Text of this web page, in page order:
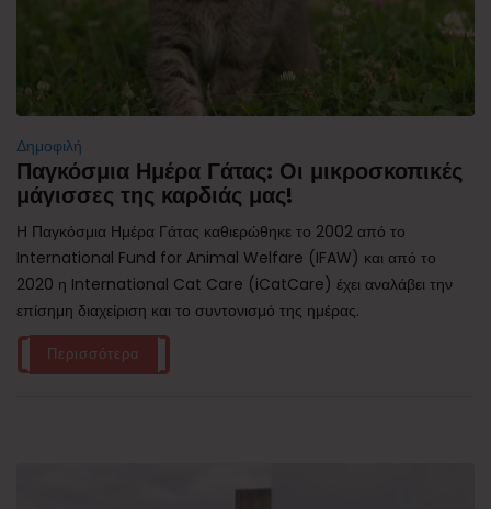
Δημοφιλή
Παγκόσμια Ημέρα Γάτας: Οι μικροσκοπικές
μάγισσες της καρδιάς μας!
Η Παγκόσμια Ημέρα Γάτας καθιερώθηκε το 2002 από το
International Fund for Animal Welfare (IFAW) και από το
2020 η International Cat Care (iCatCare) έχει αναλάβει την
επίσημη διαχείριση και το συντονισμό της ημέρας.
Περισσότερα